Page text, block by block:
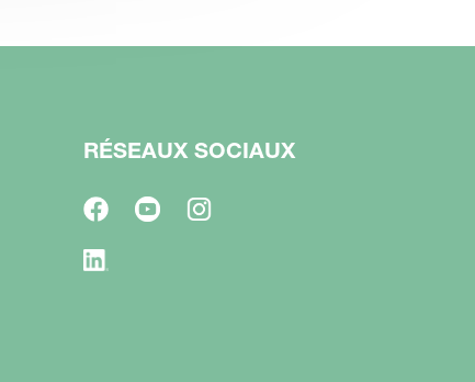
RÉSEAUX SOCIAUX